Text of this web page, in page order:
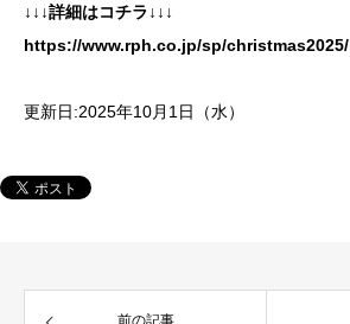
↓↓↓詳細はコチラ↓↓↓
https://www.rph.co.jp/sp/christmas2025/
更新日:2025年10月1日（水）
前の記事